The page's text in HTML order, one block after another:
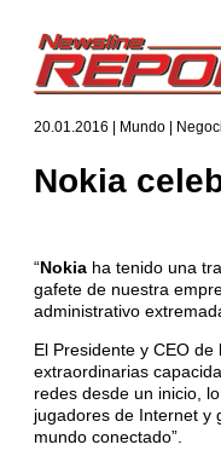
20.01.2016 | Mundo |
Nokia
“Nokia ha tenido una
gafete de nuestra
administrativo
El Presidente y CEO de
extraordinarias
redes desde un inicio,
jugadores de Internet y
mundo conectado”.